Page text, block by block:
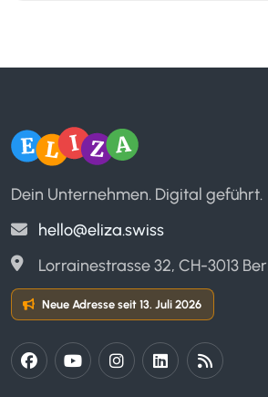
Dein Unternehmen. Digital geführt.
hello@eliza.swiss
Lorrainestrasse 32, CH-3013
Neue Adresse seit 13. Juli 2026